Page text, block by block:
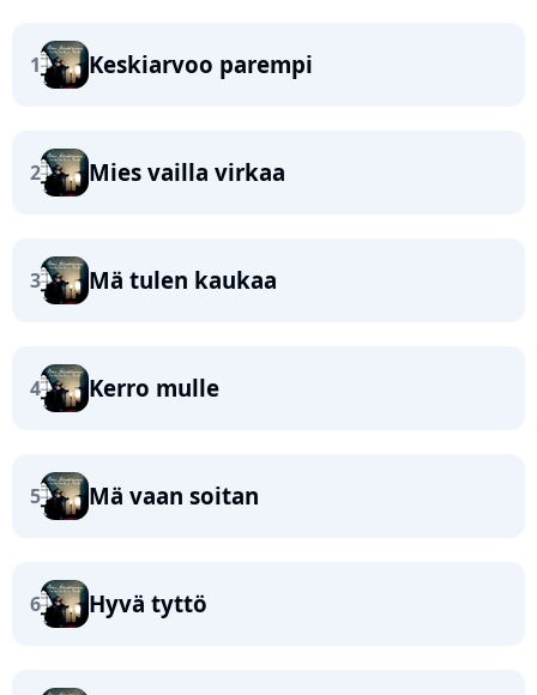
1 Keskiarvoo parempi
2 Mies vailla virkaa
3 Mä tulen kaukaa
4 Kerro mulle
5 Mä vaan soitan
6 Hyvä tyttö